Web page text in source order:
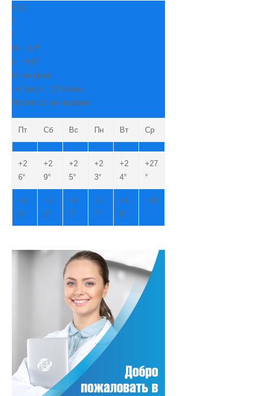
+23
°
C
H: +23°
L: +16°
Иланский
Четверг, 23 Июль
Прогноз на неделю
Пт Сб Вс Пн Вт Ср
+2
6°
+2
9°
+2
5°
+2
3°
+2
4°
+27
°
+1
5°
+1
6°
+1
7°
+1
7°
+1
6°
+15
°